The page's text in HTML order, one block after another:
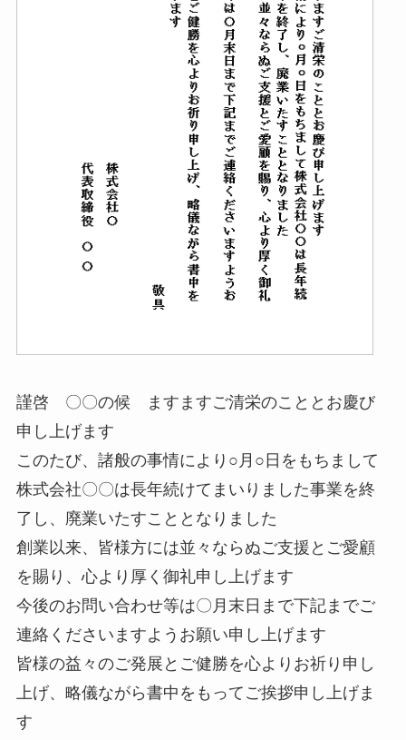
謹啓 〇〇の候 ますますご清栄のこととお慶び
申し上げます
このたび、諸般の事情により○月○日をもちまして
株式会社〇〇は長年続けてまいりました事業を終
了し、廃業いたすこととなりました
創業以来、皆様方には並々ならぬご支援とご愛顧
を賜り、心より厚く御礼申し上げます
今後のお問い合わせ等は〇月末日まで下記までご
連絡くださいますようお願い申し上げます
皆様の益々のご発展とご健勝を心よりお祈り申し
上げ、略儀ながら書中をもってご挨拶申し上げま
す